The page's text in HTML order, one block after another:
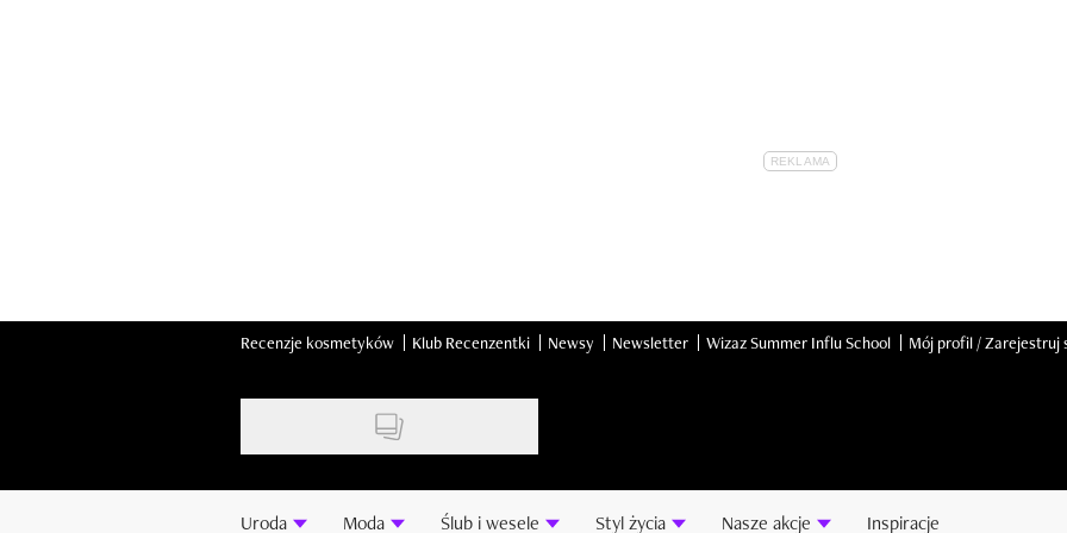
Recenzje kosmetyków Klub Recenzentki Newsy Newsletter Wizaz Summer Influ School Mój profil / Zarejestruj
Uroda Moda Ślub i wesele Styl życia Nasze akcje Inspiracje